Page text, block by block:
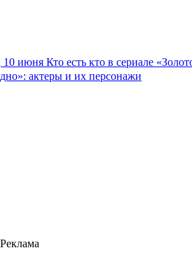
10 июня Кто есть кто в сериале
дно»: актеры и их персонажи
Реклама